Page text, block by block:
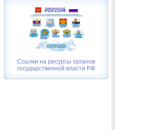
Ссылки на ресурсы органов
государственной власти РФ